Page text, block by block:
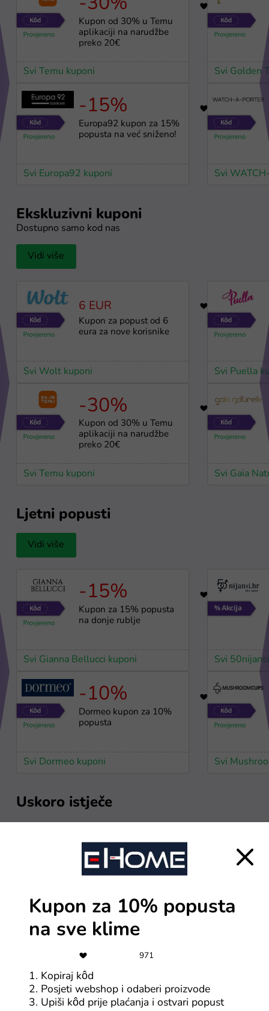
-30%
Kupon od 30% u Temu
aplikaciji na narudžbe
preko 20€
Svi Temu kuponi
-15%
Europa92 kupon za 15%
popusta na već sniženo!
Svi Europa92 kuponi
Svi Golden
Svi
Ekskluzivni kuponi
Dostupno samo kod nas
Vidi više
6 EUR
Kupon za popust od 6
eura za nove korisnike
Svi Wolt kuponi
-30%
Kupon od 30% u Temu
aplikaciji na narudžbe
preko 20€
Svi Temu kuponi
Svi Puella
Svi Gaia
Ljetni popusti
Vidi više
-15%
Kupon za 15% popusta
na donje rublje
Svi Gianna Bellucci kuponi
-10%
Dormeo kupon za 10%
popusta
Svi Dormeo kuponi
Svi
Svi
Uskoro istječe
-35%
Ecipele kod za dodatnih
35% popusta
Svi ecipele.hr kuponi
Najnoviji članci
Vidi više
Kupon za 10% popusta
na sve klime
971
1. Kopiraj kôd
2. Posjeti webshop i odaberi proizvode
3. Upiši kôd prije plaćanja i ostvari popust